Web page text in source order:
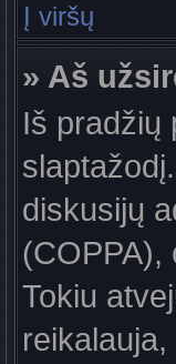
Į viršų
» Aš
Iš pradžių
diskusijų
(COPPA),
Tokiu